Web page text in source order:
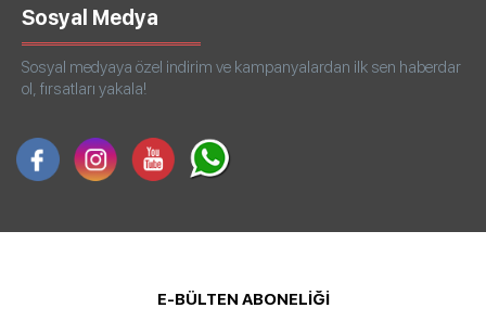
Sosyal Medya
Sosyal medyaya özel indirim ve kampanyalardan ilk sen haberdar
ol, fırsatları yakala!
E-BÜLTEN ABONELİĞİ